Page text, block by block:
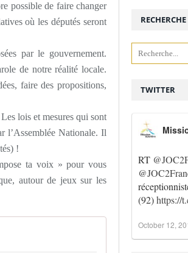
possible de faire changer
où les députés seront
par le gouvernement.
de notre réalité locale.
faire des propositions,
lois et mesures qui sont
l’Assemblée Nationale. Il
!
ta voix » pour vous
autour de jeux sur les
RECHERCHE
TWITTER
RT
(92)https://
October 12,